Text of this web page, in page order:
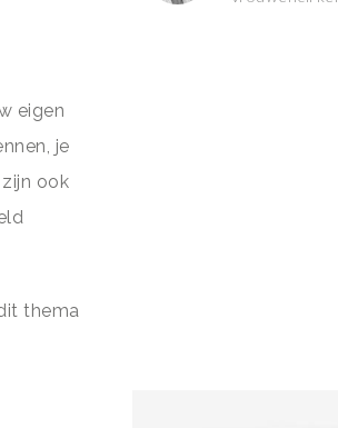
eigen
je
ook
thema